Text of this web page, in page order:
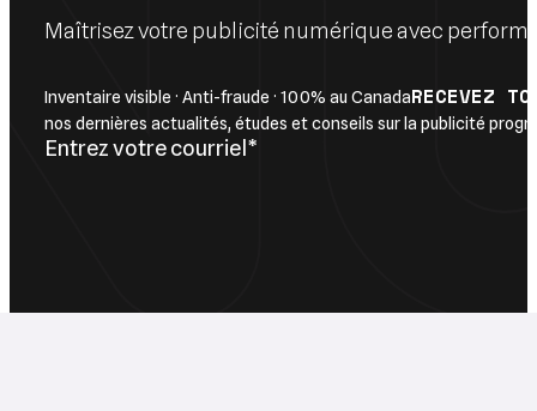
Maîtrisez votre publicité numérique avec
Inventaire visible · Anti-fraude · 100% au CanadaRECEVEZ
nos dernières actualités, études et conseils sur la publicité